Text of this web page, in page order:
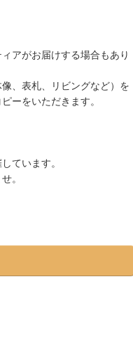
アがお届けする場合もあり
、表札、リビングなど）を
ーをいただきます。
ています。
。